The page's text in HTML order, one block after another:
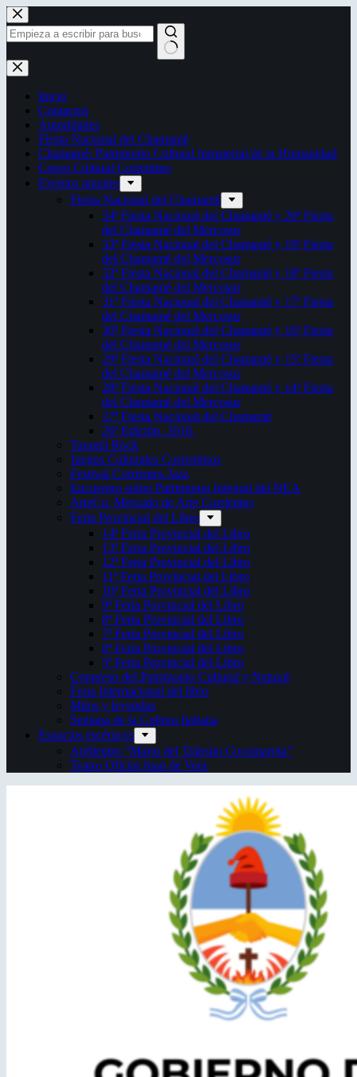
Saltar
al
contenido
Sin
resultados
Inicio
Contactos
Autoridades
Fiesta Nacional del Chamamé
Chamamé: Patrimonio Cultural Inmaterial de la Humanidad
Censo Cultural Correntino
Eventos anuales
Fiesta Nacional del Chamamé
34ª Fiesta Nacional del Chamamé y 20ª Fiesta
del Chamamé del Mercosur
33ª Fiesta Nacional del Chamamé y 19ª Fiesta
del Chamamé del Mercosur
32ª Fiesta Nacional del Chamamé y 18ª Fiesta
del Chamamé del Mercosur
31ª Fiesta Nacional del Chamamé y 17ª Fiesta
del Chamamé del Mercosur
30ª Fiesta Nacional del Chamamé y 16ª Fiesta
del Chamamé del Mercosur
29ª Fiesta Nacional del Chamamé y 15ª Fiesta
del Chamamé del Mercosur
28ª Fiesta Nacional del Chamamé y 14ª Fiesta
del Chamamé del Mercosur
27ª Fiesta Nacional del Chamamé
26ª Edición. 2016.
Taragüi Rock
Juegos Culturales Correntinos
Festival Corrientes Jazz
Encuentro sobre Patrimonio Integral del NEA
ArteCo. Mercado de Arte Corrientes
Feria Provincial del Libro
14ª Feria Provincial del Libro
13ª Feria Provincial del Libro
12ª Feria Provincial del Libro
11ª Feria Provincial del Libro
10ª Feria Provincial del Libro
9ª Feria Provincial del Libro
8ª Feria Provincial del Libro
7ª Feria Provincial del Libro
6ª Feria Provincial del Libro
5ª Feria Provincial del Libro
Congreso del Patrimonio Cultural y Natural
Feria Internacional del libro
Mitos y leyendas
Semana de la Cultura Italiana
Espacios escénicos
Anfiteatro “Mario del Tránsito Cocomarola”
Teatro Oficial Juan de Vera